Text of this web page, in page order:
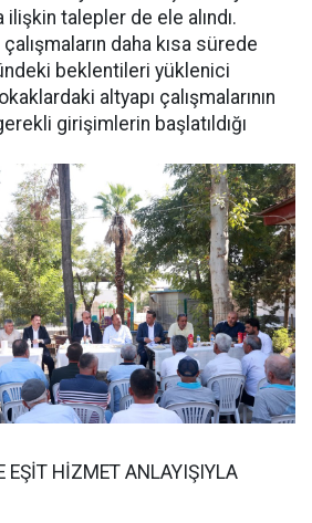
ilişkin talepler de ele alındı.
daha kısa sürede
beklentileri yüklenici
altyapı çalışmalarının
girişimlerin başlatıldığı
HİZMET ANLAYIŞIYLA